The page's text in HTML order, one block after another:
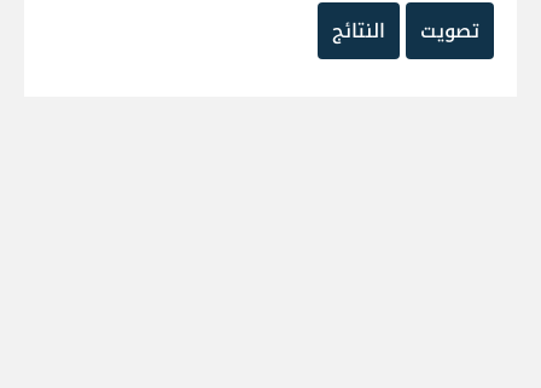
تصويت
النتائج